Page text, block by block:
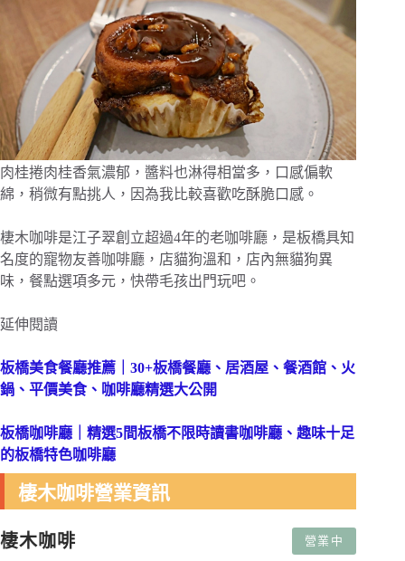
肉桂捲肉桂香氣濃郁，醬料也淋得相當多，口感偏軟
綿，稍微有點挑人，因為我比較喜歡吃酥脆口感。
棲木咖啡是江子翠創立超過4年的老咖啡廳，是板橋具知
名度的寵物友善咖啡廳，店貓狗溫和，店內無貓狗異
味，餐點選項多元，快帶毛孩出門玩吧。
延伸閱讀
板橋美食餐廳推薦｜30+板橋餐廳、居酒屋、餐酒館、火
鍋、平價美食、咖啡廳精選大公開
板橋咖啡廳｜精選5間板橋不限時讀書咖啡廳、趣味十足
的板橋特色咖啡廳
棲木咖啡營業資訊
棲木咖啡 營業中